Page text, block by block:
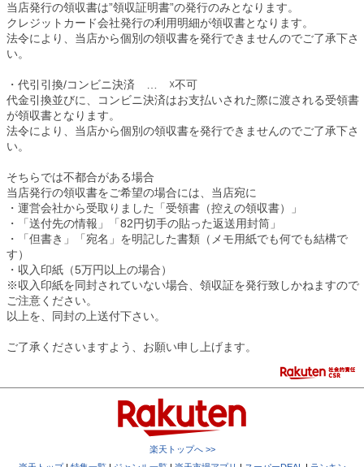
当店発行の領収書は”領収証明書”の発行のみとなります。
クレジットカード会社発行の利用明細が領収書となります。
法令により、当店から個別の領収書を発行できませんのでご了承下さ
い。
・代引引換/コンビニ決済 … ☓不可
代金引換並びに、コンビニ決済はお支払いされた際に渡される受領書
が領収書となります。
法令により、当店から個別の領収書を発行できませんのでご了承下さ
い。
そちらでは不都合がある場合
当店発行の領収書をご希望の場合には、当店宛に
・運営会社から受取りました「受領書（控えの領収書）」
・「送付先の情報」「82円切手の貼った返送用封筒」
・「但書き」「宛名」を明記した書類（メモ用紙でも何でも結構で
す）
・収入印紙（5万円以上の場合）
※収入印紙を同封されていない場合、領収証を発行致しかねますので
ご注意ください。
以上を、同封の上送付下さい。
ご了承くださいますよう、お願い申し上げます。
楽天トップへ >>